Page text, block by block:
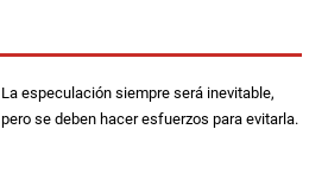
La especulación siempre será inevitable,
pero se deben hacer esfuerzos para evitarla.